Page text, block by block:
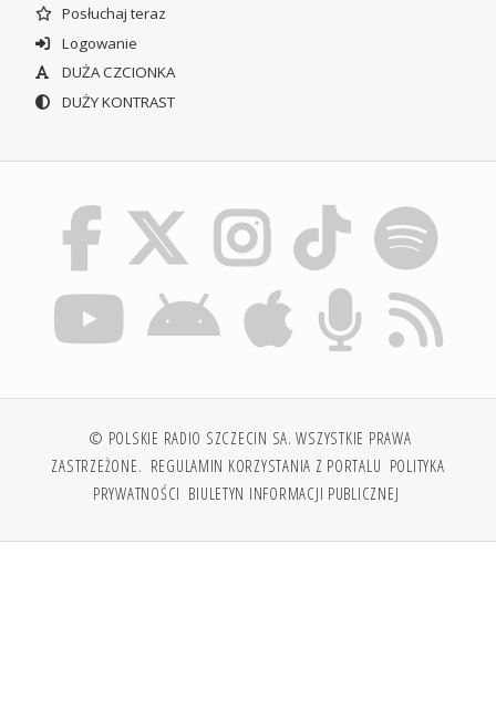
Posłuchaj teraz
Logowanie
DUŻA CZCIONKA
DUŻY KONTRAST
© POLSKIE RADIO SZCZECIN SA. WSZYSTKIE PRAWA
ZASTRZEŻONE. REGULAMIN KORZYSTANIA Z PORTALU POLITYKA
PRYWATNOŚCI BIULETYN INFORMACJI PUBLICZNEJ